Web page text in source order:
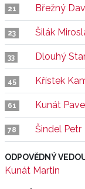
21 Břežný
23 Šilák
33 Dlouhý
45 Křístek
61 Kunát
78 Šindel Petr
ODPOVĚDNÝ
Kunát Martin